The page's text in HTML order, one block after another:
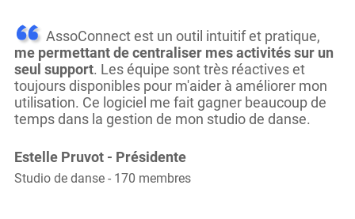
AssoConnect est un outil intuitif et pratique,
me permettant de centraliser mes activités sur un
seul support. Les équipe sont très réactives et
toujours disponibles pour m'aider à améliorer mon
utilisation. Ce logiciel me fait gagner beaucoup de
temps dans la gestion de mon studio de danse.
Estelle Pruvot - Présidente
Studio de danse - 170 membres